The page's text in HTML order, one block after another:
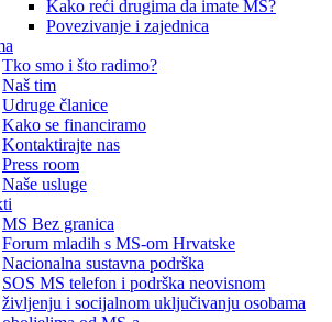
Kako reći drugima da imate MS?
Povezivanje i zajednica
Tko smo i što radimo?
Naš tim
Udruge članice
Kako se financiramo
Kontaktirajte nas
Press room
Naše usluge
MS Bez granica
Forum mladih s MS-om Hrvatske
Nacionalna sustavna podrška
SOS MS telefon i podrška neovisnom
življenju i socijalnom uključivanju osobama